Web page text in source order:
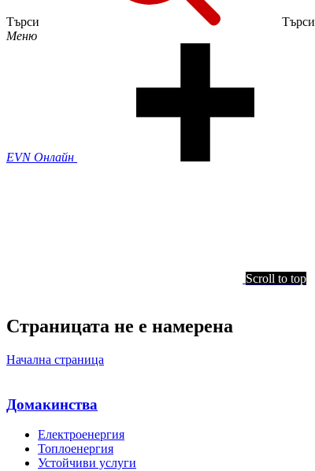
Търси
Търси
Меню
EVN Онлайн
Scroll to top
Страницата не е намерена
Начална страница
Домакинства
Електроенергия
Топлоенергия
Устойчиви услуги